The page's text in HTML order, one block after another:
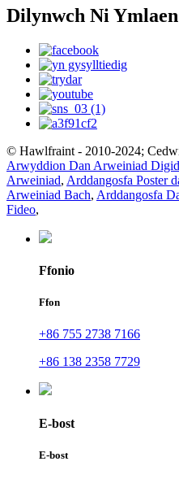
Dilynwch Ni Ymlaen
© Hawlfraint - 2010-2024;
Arwyddion Dan Arweiniad
Arweiniad, Arddangosfa Poster
Arweiniad Bach, Arddangosfa
Fideo,
Ffonio
Ffon
+86 755 2738 7166
+86 138 2358 7729
E-bost
E-bost